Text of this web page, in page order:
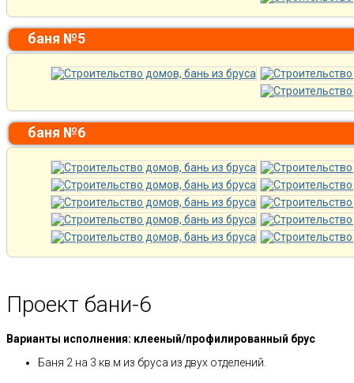
баня №5
баня №6
Проект бани-6
Варианты исполнения: клееный/профилированный брус
Баня 2 на 3 кв.м из бруса из двух отделений.